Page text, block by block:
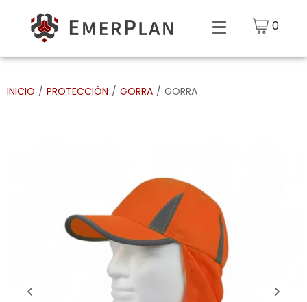
0
INICIO / PROTECCIÓN / GORRA / GORRA